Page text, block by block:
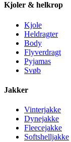
Kjoler & helkrop
Kjole
Heldragter
Body
Flyverdragt
Pyjamas
Svøb
Jakker
Vinterjakke
Dynejakke
Fleecejakke
Softshelljakke